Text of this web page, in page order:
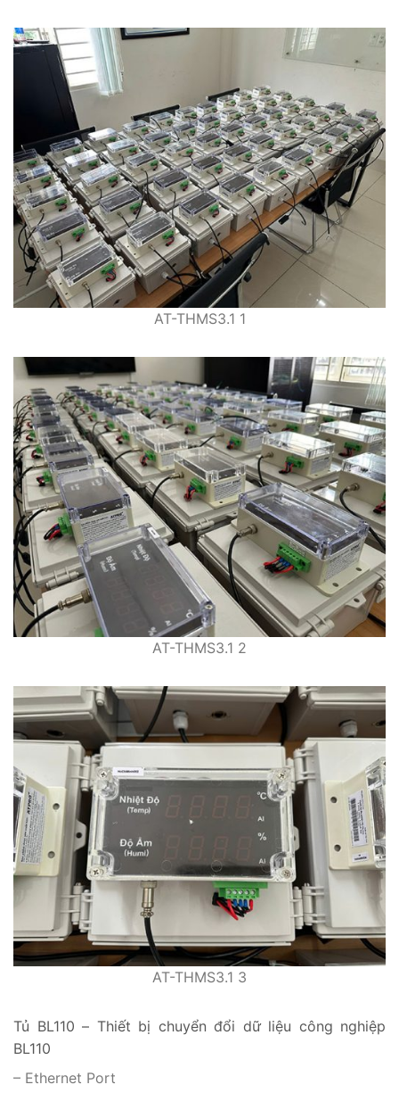
AT-THMS3.1 1
AT-THMS3.1 2
AT-THMS3.1 3
Tủ BL110 – Thiết bị chuyển đổi dữ liệu công nghiệp
BL110
– Ethernet Port